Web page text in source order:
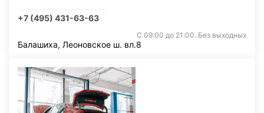
+7 (495) 431-63-63
С 09:00 до 21:00. Без выходных
Балашиха, Леоновское ш. вл.8